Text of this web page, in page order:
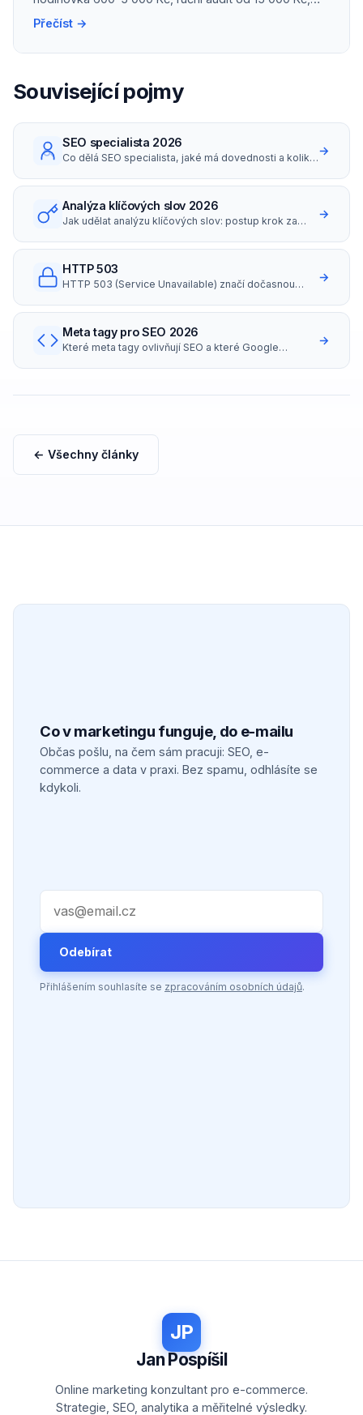
správa malého webu kolem 10 000 Kč/měs.
Přečíst →
Související pojmy
SEO specialista 2026
Co dělá SEO specialista, jaké má dovednosti a kolik
→
Analýza klíčových slov 2026
Jak udělat analýzu klíčových slov: postup krok za
strategie a search intent.
→
HTTP 503
HTTP 503 (Service Unavailable) značí dočasnou
→
Meta tagy pro SEO 2026
Které meta tagy ovlivňují SEO a které Google
→
← Všechny články
Co v marketingu funguje, do e-mailu
Občas pošlu, na čem sám pracuji: SEO, e-
commerce a data v praxi. Bez spamu, odhlásíte se
kdykoli.
Váš e-mail
Odebírat
Přihlášením souhlasíte se zpracováním osobních údajů.
JP
Jan Pospíšil
Online marketing konzultant pro e-commerce.
Strategie, SEO, analytika a měřitelné výsledky.